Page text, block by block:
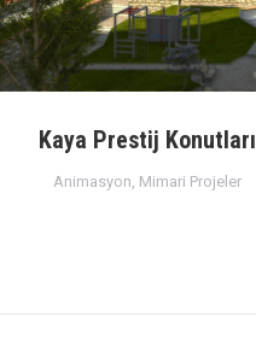
Kaya Prestij Konutları
Animasyon, Mimari Projeler